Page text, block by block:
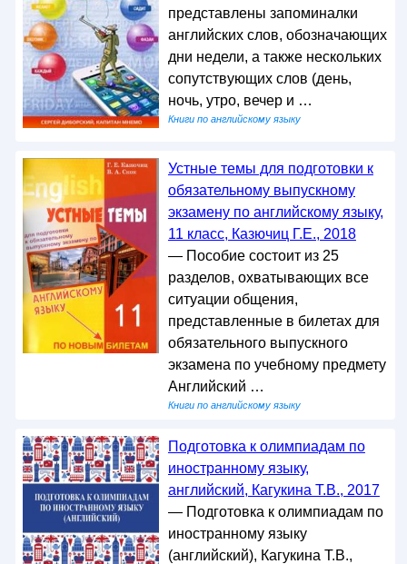
представлены запоминалки
английских слов, обозначающих
дни недели, а также нескольких
сопутствующих слов (день,
ночь, утро, вечер и …
Книги по английскому языку
Устные темы для подготовки к
обязательному выпускному
экзамену по английскому языку,
11 класс, Казючиц Г.Е., 2018
— Пособие состоит из 25
разделов, охватывающих все
ситуации общения,
представленные в билетах для
обязательного выпускного
экзамена по учебному предмету
Английский …
Книги по английскому языку
Подготовка к олимпиадам по
иностранному языку,
английский, Кагукина Т.В., 2017
— Подготовка к олимпиадам по
иностранному языку
(английский), Кагукина Т.В.,